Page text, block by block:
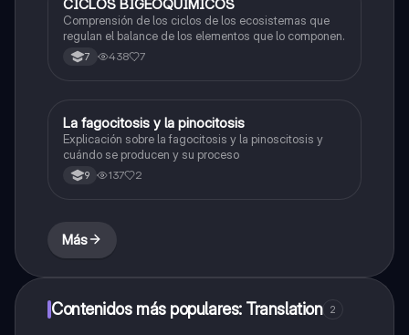
Biologia
CICLOS BIGEOQUÍMICOS
Comprensión de los ciclos de los ecosistemas que
regulan el balance de los elementos que lo componen.
7 438 7
Biologia
La fagocitosis y la pinocitosis
Explicación sobre la fagocitosis y la pinoscitosis y
cuándo se producen y su proceso
9 137 2
Más
Contenidos más populares: Translation 2